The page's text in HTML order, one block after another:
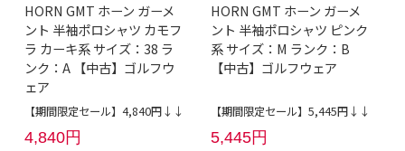
HORN GMT ホーン ガーメ
ント 半袖ポロシャツ カモフ
ラ カーキ系 サイズ：38 ラ
ンク：A 【中古】ゴルフウ
ェア
【期間限定セール】4,840円↓↓
4,840円
HORN GMT ホーン ガーメ
ント 半袖ポロシャツ ピンク
系 サイズ：M ランク：B
【中古】ゴルフウェア
【期間限定セール】5,445円↓↓
5,445円